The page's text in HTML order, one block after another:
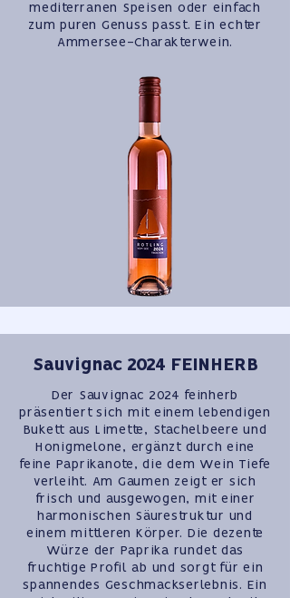
mediterranen Speisen oder einfach
zum puren Genuss passt. Ein echter
Ammersee-Charakterwein.
Sauvignac 2024 FEINHERB
Der Sauvignac 2024 feinherb
präsentiert sich mit einem lebendigen
Bukett aus Limette, Stachelbeere und
Honigmelone, ergänzt durch eine
feine Paprikanote, die dem Wein Tiefe
verleiht. Am Gaumen zeigt er sich
frisch und ausgewogen, mit einer
harmonischen Säurestruktur und
einem mittleren Körper. Die dezente
Würze der Paprika rundet das
fruchtige Profil ab und sorgt für ein
spannendes Geschmackserlebnis. Ein